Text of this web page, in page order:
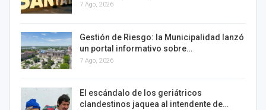
7 Ago, 2026
Gestión de Riesgo: la Municipalidad lanzó
un portal informativo sobre…
7 Ago, 2026
El escándalo de los geriátricos
clandestinos jaquea al intendente de…